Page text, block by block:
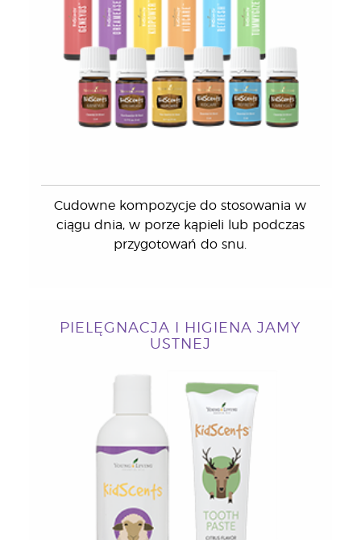
Cudowne kompozycje do stosowania w
ciągu dnia, w porze kąpieli lub podczas
przygotowań do snu.
PIELĘGNACJA I HIGIENA JAMY
USTNEJ